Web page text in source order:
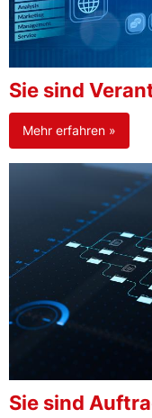
Sie sind
Mehr erfahren »
Sie sind